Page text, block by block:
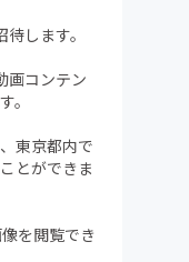
します。
画コンテン
。
東京都内で
とができま
を閲覧でき